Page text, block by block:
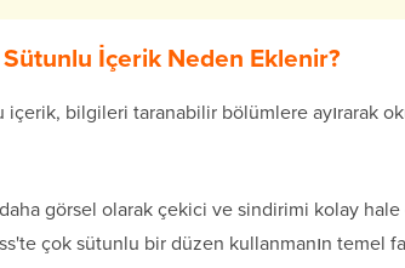
İçerik Neden Eklenir?
bilgileri taranabilir bölümlere ayırarak
daha görsel olarak çekici ve sindirimi kolay
çok sütunlu bir düzen kullanmanın temel